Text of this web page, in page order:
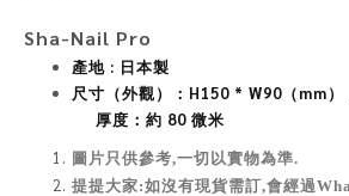
Sha-Nail Pro
產地 : 日本製
尺寸（外觀）：H150 * W90（mm）
厚度：約 80 微米
圖片只供參考,一切以實物為準.
提提大家:如沒有現貨需訂,會經過